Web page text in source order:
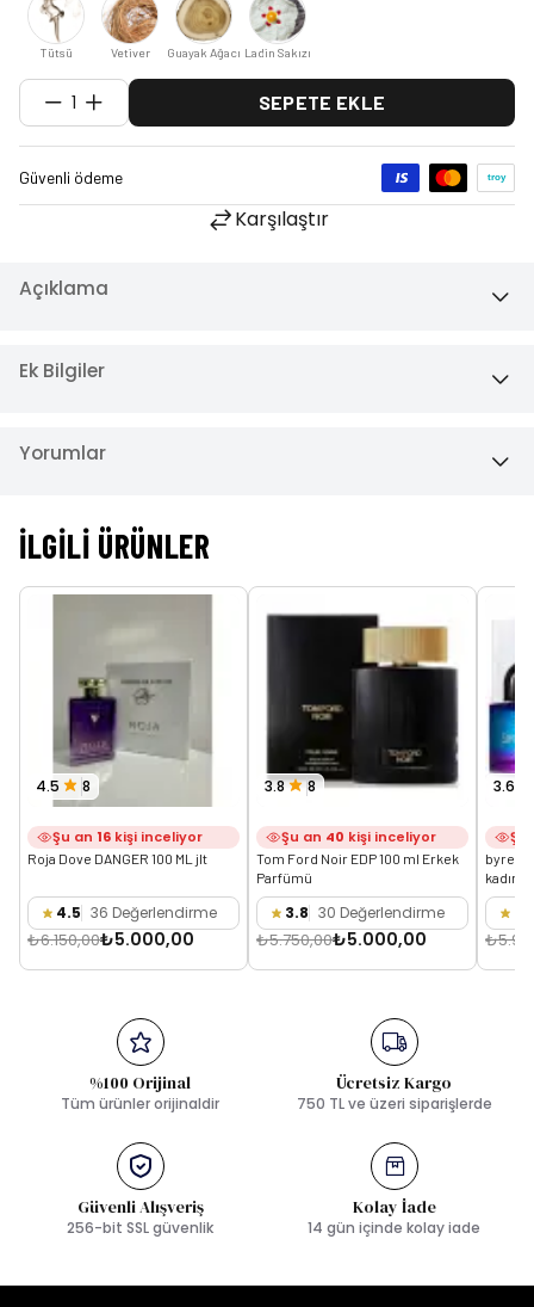
Tütsü Vetiver Guayak Ağacı Ladin Sakızı
1 SEPETE EKLE
Karşılaştır
Açıklama
Ek Bilgiler
Yorumlar
İLGILI ÜRÜNLER
4.5 8
Şu an 16 kişi inceliyor
Roja Dove DANGER 100 ML jlt
4.5 36 Değerlendirme
₺6.150,00₺5.000,00
3.8 8
Şu an 40 kişi inceliyor
Tom Ford Noir EDP 100 ml Erkek
Parfümü
3.8 30 Değerlendirme
₺5.750,00₺5.000,00
3.6
Şu
byredo
kadın
%100 Orijinal
Tüm ürünler orijinaldir
Ücretsiz Kargo
750 TL ve üzeri siparişlerde
Güvenli Alışveriş
256-bit SSL güvenlik
Kolay İade
14 gün içinde kolay iade